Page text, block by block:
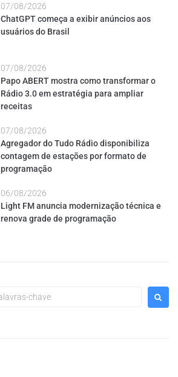
07/08/2026
ChatGPT começa a exibir anúncios aos
usuários do Brasil
07/08/2026
Papo ABERT mostra como transformar o
Rádio 3.0 em estratégia para ampliar
receitas
07/08/2026
Agregador do Tudo Rádio disponibiliza
contagem de estações por formato de
programação
06/08/2026
Light FM anuncia modernização técnica e
renova grade de programação